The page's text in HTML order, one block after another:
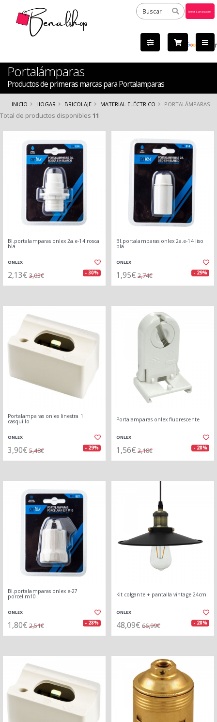
by
Portalámparas
Productos de primeras marcas para Portalamparas
INICIO HOGAR BRICOLAJE MATERIAL ELÉCTRICO PORTALÁMPARAS
Total de productos disponibles 11
Bl.portalamparas onlex 2a.e-14 rosca
bla
ONLEX
2,13€ 3,03€ - 30%
Bl.portalamparas onlex 2a.e-14 liso
bla
ONLEX
1,95€ 2,74€ - 29%
Portalamparas onlex linestra 1
casquillo
ONLEX
3,90€ 5,48€ - 29%
Portalamparas onlex fluorescente
ONLEX
1,56€ 2,18€ - 28%
Bl.portalamparas onlex e-27
porcel.m10
ONLEX
1,80€ 2,51€ - 28%
Kit colgante + pantalla vintage 24cm.
ONLEX
48,09€ 66,99€ - 28%